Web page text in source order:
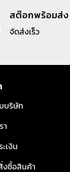
สต๊อกพร้อมส่ง
จัดส่งเร็ว
บริษัท
า
เงิน
งซื้อสินค้า